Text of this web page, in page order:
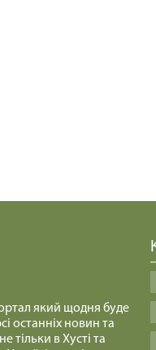
який щодня буде
останніх новин та
тільки в Хусті та